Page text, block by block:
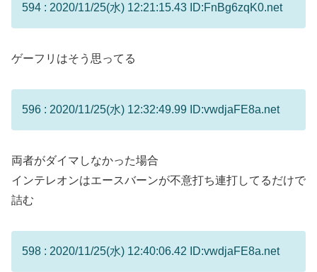
594 : 2020/11/25(水) 12:21:15.43 ID:FnBg6zqK0.net
ゲーフリはそう思ってる
596 : 2020/11/25(水) 12:32:49.99 ID:vwdjaFE8a.net
両者がダイマしなかった場合
インテレオンはエースバーンが不意打ち連打してるだけで
詰む
598 : 2020/11/25(水) 12:40:06.42 ID:vwdjaFE8a.net